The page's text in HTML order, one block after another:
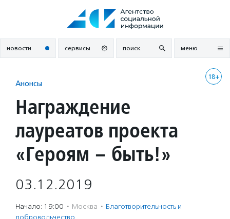
новости сервисы поиск меню
18+
Анонсы
Награждение
лауреатов проекта
«Героям – быть!»
03.12.2019
Начало: 19:00 · Москва · Благотвори­тель­ность и
доброволь­чест­во